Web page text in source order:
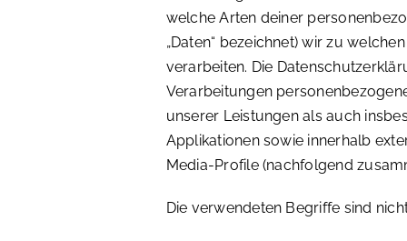
welche Arten deiner
„Daten“ bezeichnet) wir zu
verarbeiten. Die
Verarbeitungen
unserer Leistungen als auch
Applikationen sowie innerhalb
Media-Profile (nachfolgend
Die verwendeten Begriffe sind